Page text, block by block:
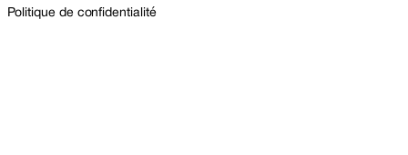
Politique de confidentialité